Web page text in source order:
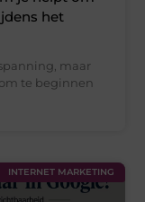
het
maar
te beginnen
INTERNET MARKETING